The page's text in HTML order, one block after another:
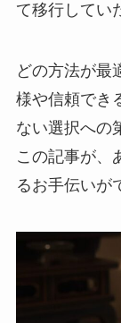
て移行してい
どの方法が最
様や信頼でき
ない選択への
この記事が、
るお手伝いが